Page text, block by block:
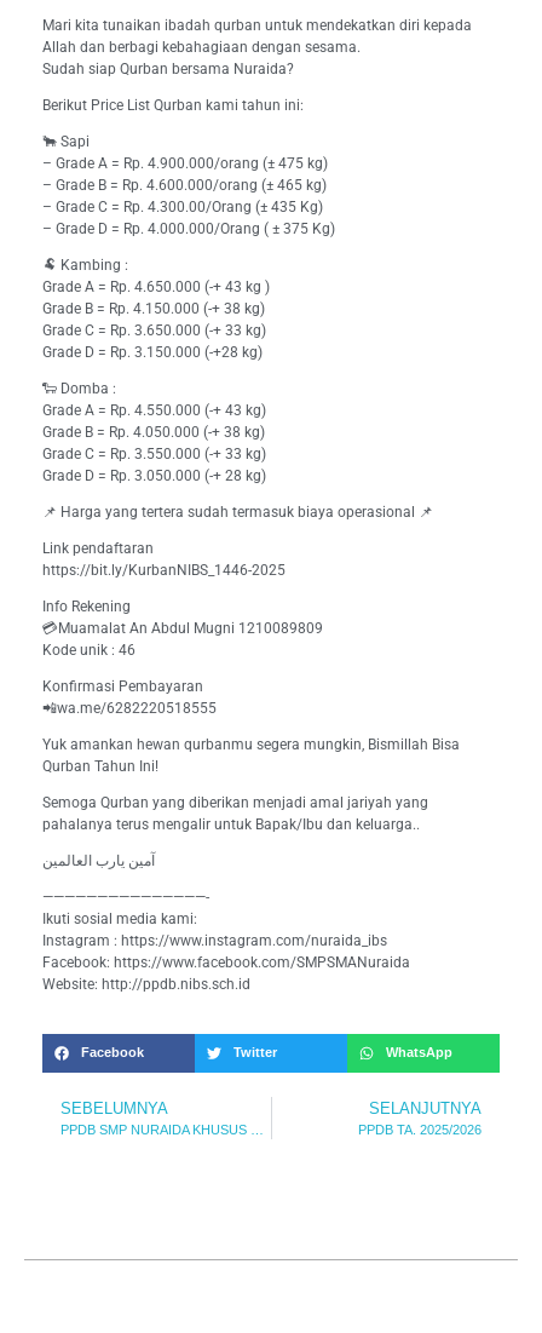
Mari kita tunaikan ibadah qurban untuk mendekatkan diri kepada
Allah dan berbagi kebahagiaan dengan sesama.
Sudah siap Qurban bersama Nuraida?
Berikut Price List Qurban kami tahun ini:
🐂 Sapi
– Grade A = Rp. 4.900.000/orang (± 475 kg)
– Grade B = Rp. 4.600.000/orang (± 465 kg)
– Grade C = Rp. 4.300.00/Orang (± 435 Kg)
– Grade D = Rp. 4.000.000/Orang ( ± 375 Kg)
🐏 Kambing :
Grade A = Rp. 4.650.000 (-+ 43 kg )
Grade B = Rp. 4.150.000 (-+ 38 kg)
Grade C = Rp. 3.650.000 (-+ 33 kg)
Grade D = Rp. 3.150.000 (-+28 kg)
🐑 Domba :
Grade A = Rp. 4.550.000 (-+ 43 kg)
Grade B = Rp. 4.050.000 (-+ 38 kg)
Grade C = Rp. 3.550.000 (-+ 33 kg)
Grade D = Rp. 3.050.000 (-+ 28 kg)
📌 Harga yang tertera sudah termasuk biaya operasional 📌
Link pendaftaran
https://bit.ly/KurbanNIBS_1446-2025
Info Rekening
💳Muamalat An Abdul Mugni 1210089809
Kode unik : 46
Konfirmasi Pembayaran
📲wa.me/6282220518555
Yuk amankan hewan qurbanmu segera mungkin, Bismillah Bisa
Qurban Tahun Ini!
Semoga Qurban yang diberikan menjadi amal jariyah yang
pahalanya terus mengalir untuk Bapak/Ibu dan keluarga..
آمين يارب العالمين
———————————————-
Ikuti sosial media kami:
Instagram : https://www.instagram.com/nuraida_ibs
Facebook: https://www.facebook.com/SMPSMANuraida
Website: http://ppdb.nibs.sch.id
Facebook Twitter WhatsApp
SEBELUMNYA SELANJUTNYA
PPDB TA. 2025/2026